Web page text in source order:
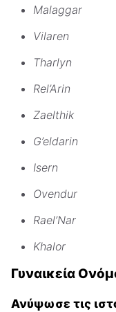
Malaggar
Vilaren
Tharlyn
Rel’Arin
Zaelthik
G’eldarin
Isern
Ovendur
Rael’Nar
Khalor
Γυναικεία
Ανύψωσε τις